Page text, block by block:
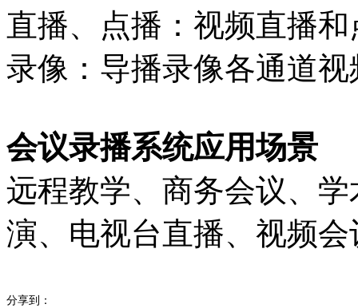
直播、点播：视频直播和
录像：导播录像各通道
会议录播系统应用场景
远程教学、商务会议、
演、电视台直播、视频
分享到：